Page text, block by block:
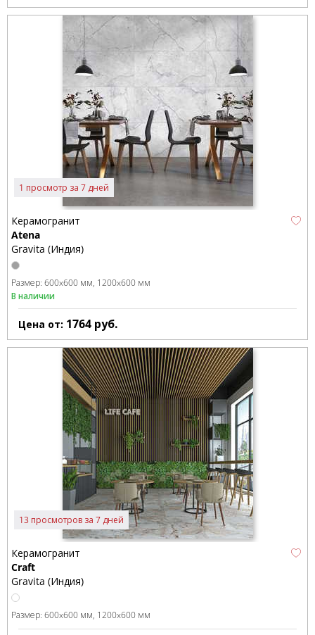
1 просмотр за 7 дней
Керамогранит
Atena
Gravita (Индия)
Размер: 600x600 мм 1200x600 мм
В наличии
Цена от: 1764 руб.
13 просмотров за 7 дней
Керамогранит
Craft
Gravita (Индия)
Размер: 600x600 мм 1200x600 мм